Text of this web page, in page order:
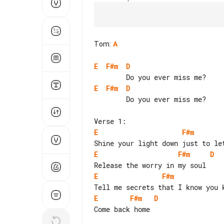
Tom: A
E F#m
D
E
F#m
D
E
F#m
E F#m
D
E
F#m
E F#m
D
Come back home